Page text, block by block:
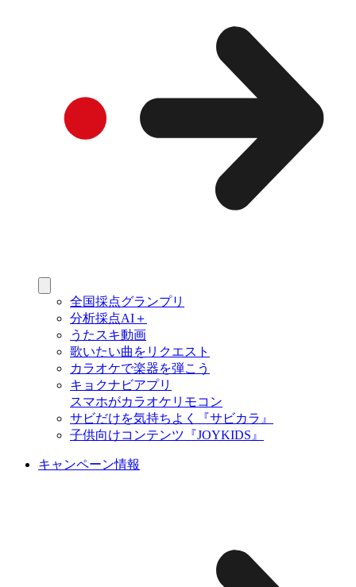
全国採点グランプリ
分析採点AI＋
うたスキ動画
歌いたい曲をリクエスト
カラオケで楽器を弾こう
キョクナビアプリ
スマホがカラオケリモコン
サビだけを気持ちよく『サビカラ』
子供向けコンテンツ『JOYKIDS』
キャンペーン情報